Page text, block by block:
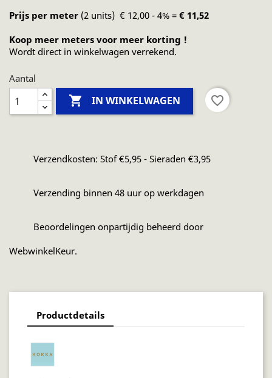
Prijs per meter (2 units) € 12,00 - 4% = € 11,52
Koop meer meters voor meer korting !
Wordt direct in winkelwagen verrekend.
Aantal
 IN WINKELWAGEN favorite_border
Verzendkosten: Stof €5,95 - Sieraden €3,95
Verzending binnen 48 uur op werkdagen
Beoordelingen onpartijdig beheerd door
WebwinkelKeur.
Productdetails